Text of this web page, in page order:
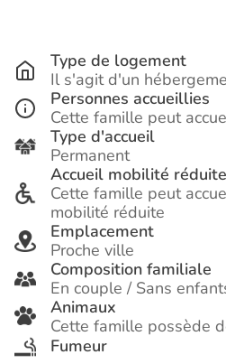
Type de logement
Il s'agit d'un
Personnes accueillies
Cette famille peut
Type d'accueil
Permanent
Accueil mobilité réduite
Cette famille peut
mobilité réduite
Emplacement
Proche ville
Composition familiale
En couple / Sans
Animaux
Cette famille possède
Fumeur